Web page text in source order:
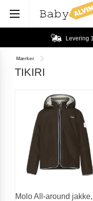
Levering
Mærker
TIKIRI
Molo All-around jakke,